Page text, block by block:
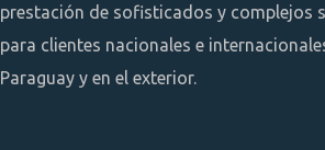
prestación de sofisticados y complejos
para clientes nacionales e
Paraguay y en el exterior.